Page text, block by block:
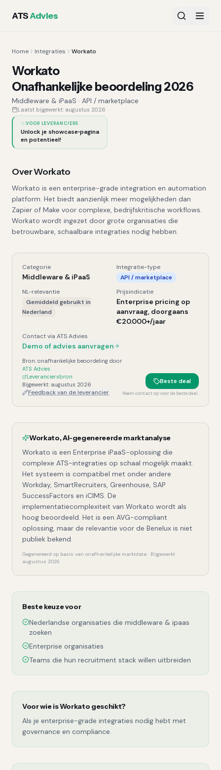
ATSAdvies
Home Integraties Workato
Workato
Onafhankelijke beoordeling 2026
Middleware & iPaaS · API / marketplace
Laatst bijgewerkt: augustus 2026
VOOR LEVERANCIERS
Unlock je showcase‑pagina
en potentieel!
OverWorkato
Workato is een enterprise-grade integration en automation
platform. Het biedt aanzienlijk meer mogelijkheden dan
Zapier of Make voor complexe, bedrijfskritische workflows.
Workato wordt ingezet door grote organisaties die
betrouwbare, schaalbare integraties nodig hebben.
Workato
Categorie
Middleware & iPaaS
Integratie-type
API / marketplace
NL-relevantie
Gemiddeld gebruikt in
Nederland
Prijsindicatie
Enterprise pricing op
aanvraag, doorgaans
€20.000+/jaar
Contact via ATS Advies
Demo of advies aanvragen
Bron: onafhankelijke beoordeling door
ATS Advies
Leveranciersbron
Bijgewerkt: augustus 2026
Feedback van de leverancier
Beste deal
Neem contact op voor de beste deal.
Workato,AI-gegenereerde marktanalyse
Workato is een Enterprise iPaaS-oplossing die
complexe ATS-integraties op schaal mogelijk maakt.
Het systeem is compatibel met onder andere
Workday, SmartRecruiters, Greenhouse, SAP
SuccessFactors en iCIMS. De
implementatiecomplexiteit van Workato wordt als
hoog beoordeeld. Het is een AVG-compliant
oplossing, maar de relevantie voor de Benelux is niet
publiek bekend.
Gegenereerd op basis van onafhankelijke marktdata · Bijgewerkt
augustus 2026
Beste keuze voor
Nederlandse organisaties die middleware & ipaas
zoeken
Enterprise organisaties
Teams die hun recruitment stack willen uitbreiden
Voor wie isWorkato geschikt?
Als je enterprise-grade integraties nodig hebt met
governance en compliance.